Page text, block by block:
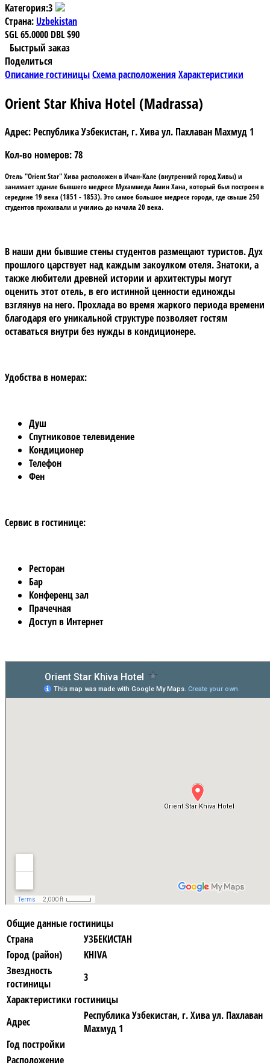
Категория:3
Страна: Uzbekistan
SGL65.0000 DBL$90
Быстрый заказ
Поделиться
Описание гостиницыСхема расположения Характеристики
Orient Star Khiva Hotel (Madrassa)
Адрес: Республика Узбекистан, г. Хива ул. Пахлаван Махмуд 1
Кол-во номеров:78
Отель "Orient Star" Хива расположен вИчан-Кале(внутренний город Хивы) и
занимает здание бывшегомедресе Мухаммеда Амин Хана, который был построен в
середине 19 века (1851 - 1853). Это самое большое медресе города, где свыше 250
студентов проживали и учились до начала 20 века.
В наши дни бывшие стены студентов размещают туристов. Дух
прошлого царствует над каждым закоулком отеля. Знатоки, а
также любители древней истории и архитектуры могут
оценить этот отель, в его истинной ценности единожды
взглянув на него. Прохлада во время жаркого периода времени
благодаря его уникальной структуре позволяет гостям
оставаться внутри без нужды в кондиционере.
Удобства в номерах:
Душ
Спутниковое телевидение
Кондиционер
Телефон
Фен
Сервис в гостинице:
Ресторан
Бар
Конференц зал
Прачечная
Доступ в Интернет
Общие данные гостиницы
Страна
УЗБЕКИСТАН
Город (район)
KHIVA
Звездность
гостиницы
3
Характеристики гостиницы
Адрес
Республика Узбекистан, г. Хива ул. Пахлаван
Махмуд 1
Год постройки
Расположение